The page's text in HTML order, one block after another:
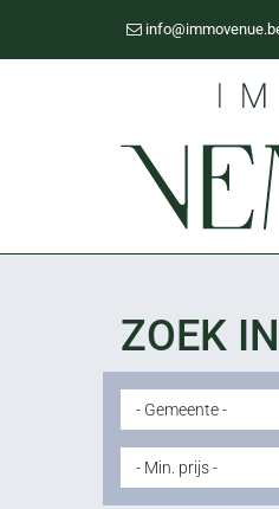
ZOEK
- Gemeente -
- Min. prijs -